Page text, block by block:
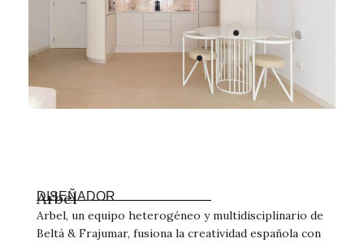
Arbel
DISEÑADOR
Arbel, un equipo heterogéneo y multidisciplinario de
Beltá & Frajumar, fusiona la creatividad española con